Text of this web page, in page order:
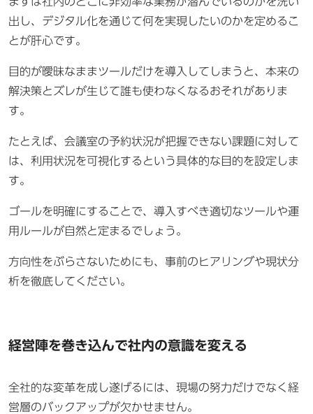
出し、デジタル化を通じて何を実現したいのかを定めるこ
とが肝心です。
目的が曖昧なままツールだけを導入してしまうと、本来の
解決策とズレが生じて誰も使わなくなるおそれがありま
す。
たとえば、会議室の予約状況が把握できない課題に対して
は、利用状況を可視化するという具体的な目的を設定しま
す。
ゴールを明確にすることで、導入すべき適切なツールや運
用ルールが自然と定まるでしょう。
方向性をぶらさないためにも、事前のヒアリングや現状分
析を徹底してください。
経営陣を巻き込んで社内の意識を変える
全社的な変革を成し遂げるには、現場の努力だけでなく経
営層のバックアップが欠かせません。